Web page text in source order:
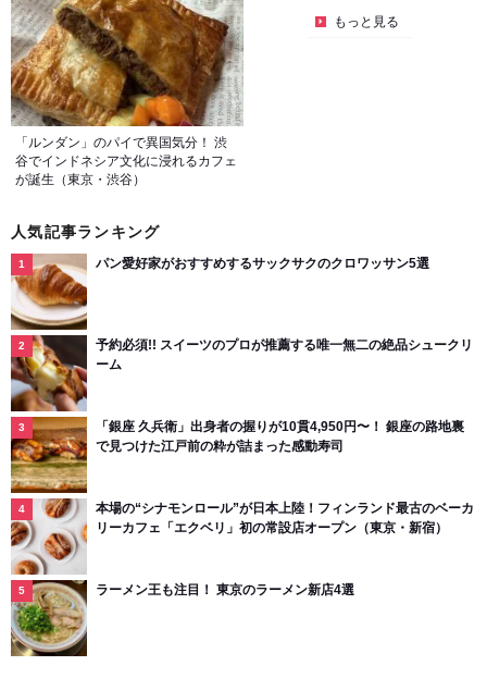
「ルンダン」のパイで異国気分！ 渋
谷でインドネシア文化に浸れるカフェ
が誕生（東京・渋谷）
もっと見る
人気記事ランキング
パン愛好家がおすすめするサックサクのクロワッサン5選
予約必須!! スイーツのプロが推薦する唯一無二の絶品シュークリ
ーム
「銀座 久兵衛」出身者の握りが10貫4,950円〜！ 銀座の路地裏
で見つけた江戸前の粋が詰まった感動寿司
本場の“シナモンロール”が日本上陸！フィンランド最古のベーカ
リーカフェ「エクベリ」初の常設店オープン（東京・新宿）
ラーメン王も注目！ 東京のラーメン新店4選